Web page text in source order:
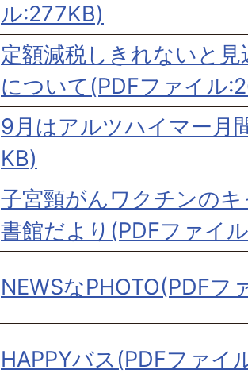
ル:277KB)
定額減税しきれないと
について(PDFファイル
9月はアルツハイマー月
KB)
子宮頸がんワクチンの
書館だより(PDFファイ
NEWSなPHOTO(PDFフ
HAPPYバス(PDFファイ